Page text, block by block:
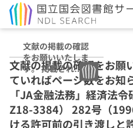
文献の掲載の確認
をお願いいたしま
す。 掲載されて
いればページ数を
お知らせくださ
い。 雑誌名：
「JA金融法務」
経済法令研究会
文献の掲載の確認をお願
ていればページ数をお知
「JA金融法務」経済法
Z18-3384） 282号（
ける許可前の引き渡しと